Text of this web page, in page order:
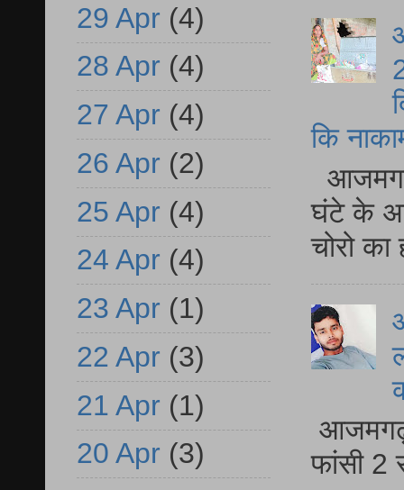
कि
घंटे के
चोरो
आजमगढ़
फांसी 2
29 Apr (4)
28 Apr (4)
27 Apr (4)
26 Apr (2)
25 Apr (4)
24 Apr (4)
23 Apr (1)
22 Apr (3)
21 Apr (1)
20 Apr (3)